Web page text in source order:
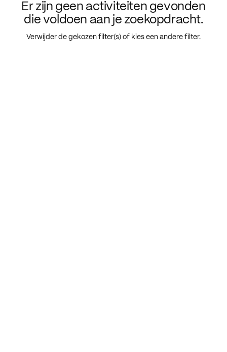
Er zijn geen activiteiten gevonden
die voldoen aan je zoekopdracht.
Verwijder de gekozen filter(s) of kies een andere filter.